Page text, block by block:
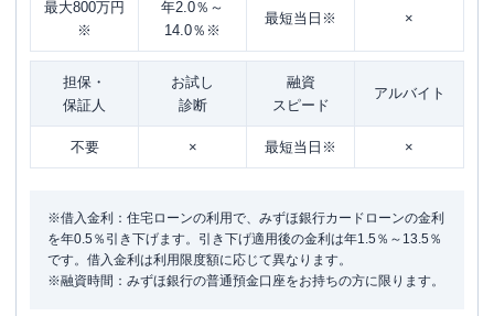
最大800万円
※
年2.0％～
14.0％※
最短当日※ ×
担保・
保証人
お試し
診断
融資
スピード
アルバイト
不要 × 最短当日※ ×
※借入金利：住宅ローンの利用で、みずほ銀行カードローンの金利
を年0.5％引き下げます。引き下げ適用後の金利は年1.5％～13.5％
です。借入金利は利用限度額に応じて異なります。
※融資時間：みずほ銀行の普通預金口座をお持ちの方に限ります。